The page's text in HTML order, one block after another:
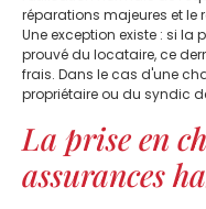
réparations majeures et
Une exception existe : si la
prouvé du locataire, ce
frais. Dans le cas d'une
propriétaire ou du syndic
La prise en
assurances